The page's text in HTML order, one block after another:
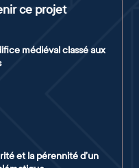
ce projet
médiéval classé aux
et la pérennité d’un